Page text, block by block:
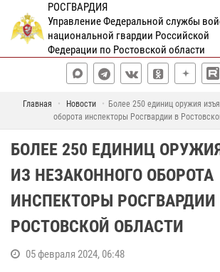
РОСГВАРДИЯ
Управление Федеральной службы
национальной гвардии Российской
Федерации по Ростовской области
Главная Новости
Более 250 единиц оружия
оборота инспекторы Росгвардии в
БОЛЕЕ 250 ЕДИНИЦ
ИЗ НЕЗАКОННОГО ОБОРОТА
ИНСПЕКТОРЫ РОСГВАРДИИ
РОСТОВСКОЙ ОБЛАСТИ
05 февраля 2024, 06:48